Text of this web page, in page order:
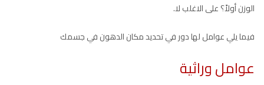
الوزن أولاً؟ على الاغلب لا.
فيما يلي عوامل لها دور في تحديد مكان الدهون في جسمك
عوامل وراثية